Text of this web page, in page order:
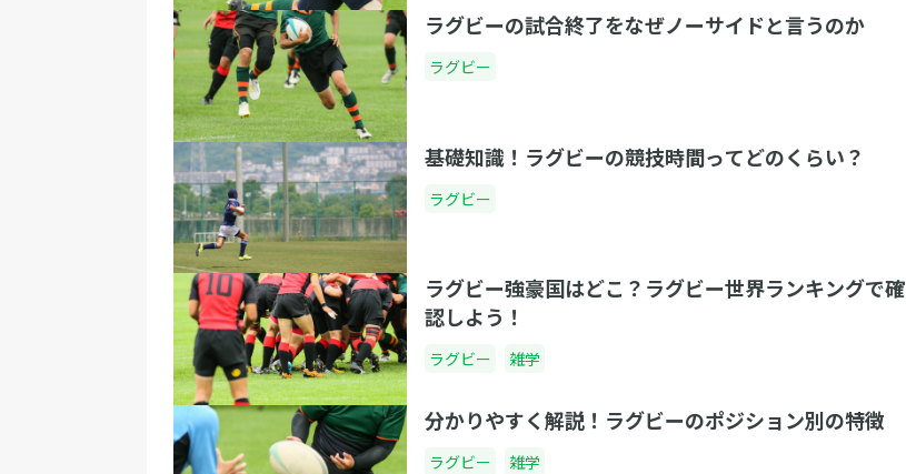
ラグビーの試合終了をなぜノーサイドと言うのか
ラグビー
基礎知識！ラグビーの競技時間ってどのくらい？
ラグビー
ラグビー強豪国はどこ？ラグビー世界ランキングで確
認しよう！
ラグビー 雑学
分かりやすく解説！ラグビーのポジション別の特徴
ラグビー 雑学